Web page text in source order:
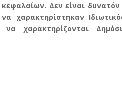
κεφαλαίων. Δεν είναι
χαρακτηρίστηκαν
να χαρακτηρίζονται